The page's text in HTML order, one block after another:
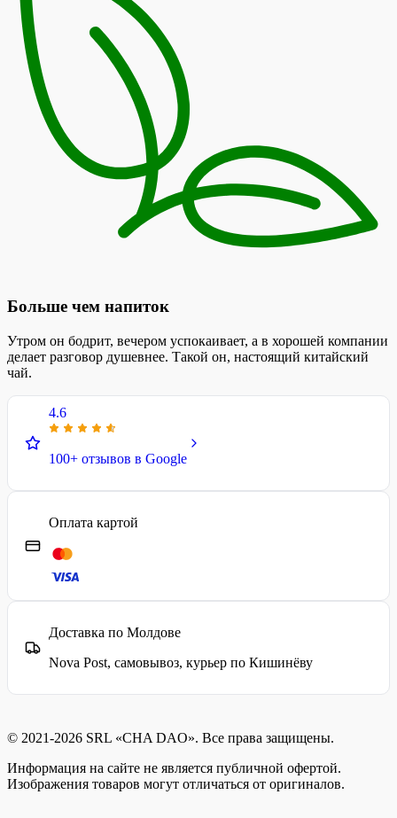
Больше чем напиток
Утром он бодрит, вечером успокаивает, а в хорошей компании
делает разговор душевнее. Такой он, настоящий китайский
чай.
4.6
100+ отзывов в Google
Оплата картой
Доставка по Молдове
Nova Post, самовывоз, курьер по Кишинёву
© 2021-2026 SRL «CHA DAO». Все права защищены.
Информация на сайте не является публичной офертой.
Изображения товаров могут отличаться от оригиналов.